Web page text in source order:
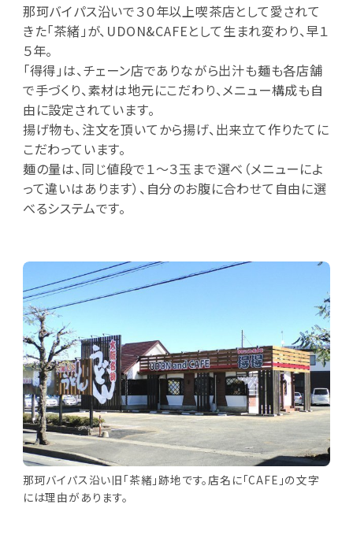
那珂バイパス沿いで３０年以上喫茶店として愛されて
きた「茶緒」が、UDON&CAFEとして生まれ変わり、早１
５年。
「得得」は、チェーン店でありながら出汁も麺も各店舗
で手づくり、素材は地元にこだわり、メニュー構成も自
由に設定されています。
揚げ物も、注文を頂いてから揚げ、出来立て作りたてに
こだわっています。
麺の量は、同じ値段で１～３玉まで選べ（メニューによ
って違いはあります）、自分のお腹に合わせて自由に選
べるシステムです。
那珂バイパス沿い旧「茶緒」跡地です。店名に「CAFE」の文字
には理由があります。